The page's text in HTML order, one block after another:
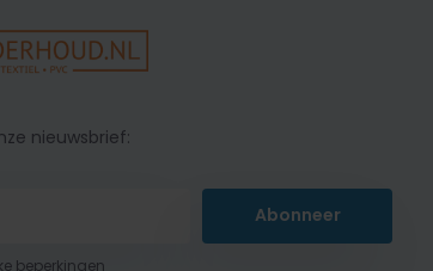
nieuwsbrief:
Abonneer
beperkingen